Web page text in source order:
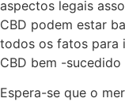
aspectos legais
CBD podem estar
todos os fatos para
CBD bem -sucedido
Espera-se que o